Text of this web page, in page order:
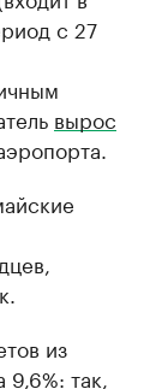
с 27
вырос
из
так,